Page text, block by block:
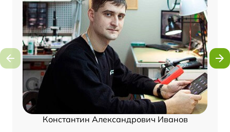
Константин Александрович Иванов